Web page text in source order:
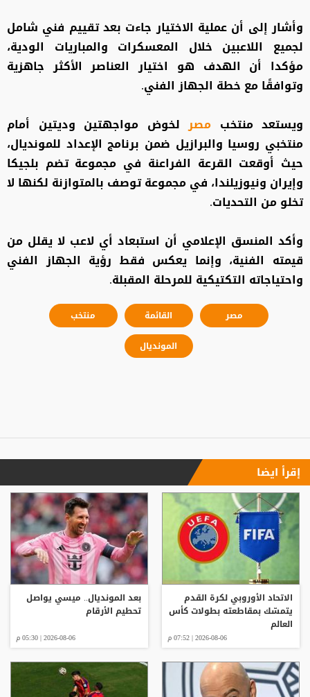
وأشار إلى أن عملية الاختيار جاءت بعد تقييم فني شامل
لجميع اللاعبين خلال المعسكرات والمباريات الودية،
مؤكدا أن الهدف هو اختيار العناصر الأكثر جاهزية
وتوافقًا مع خطة الجهاز الفني.
ويستعد منتخب مصر لخوض مواجهتين وديتين أمام
منتخبي روسيا والبرازيل ضمن برنامج الإعداد للمونديال،
حيث أوقعت القرعة الفراعنة في مجموعة تضم بلجيكا
وإيران ونيوزيلندا، في مجموعة توصف بالمتوازنة لكنها لا
تخلو من التحديات.
وأكد المنسق الإعلامي أن استبعاد أي لاعب لا يقلل من
قيمته الفنية، وإنما يعكس فقط رؤية الجهاز الفني
واحتياجاته التكتيكية للمرحلة المقبلة.
مصر القائمة
منتخب
المونديال
إقرأ ايضا
الاتحاد الأوروبي لكرة القدم
يتمسّك بمقاطعته بطولات كأس
العالم
2026-08-06 | 07:52 م
بعد المونديال.. ميسي يواصل
تحطيم الأرقام
2026-08-06 | 05:30 م